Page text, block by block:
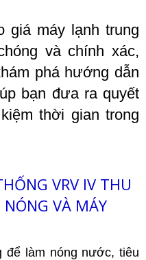
giá máy lạnh trung
và chính xác,
phá hướng dẫn
bạn đưa ra quyết
thời gian trong
VRV IV THU
VÀ MÁY
để làm nóng nước, tiêu